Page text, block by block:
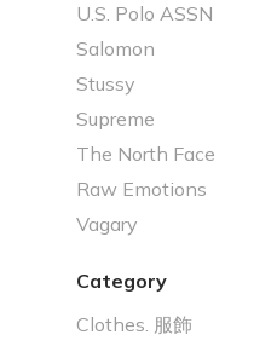
U.S. Polo ASSN
Salomon
Stussy
Supreme
The North Face
Raw Emotions
Vagary
Category
Clothes. 服飾